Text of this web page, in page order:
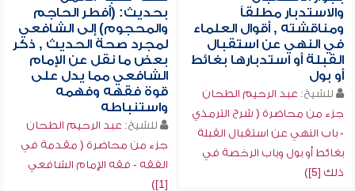
والاستدبار مطلقاً
ومناقشته , أقوال العلماء
في النهي عن استقبال
القبلة أو استدبارها بغائط
أو بول
للشيخ: عبد الرحيم الطحان
جزء من محاضرة ( شرح الترمذي
- باب النهي عن استقبال القبلة
بغائط أو بول وباب الرخصة في
ذلك [5])
بحديث: (أفطر الحاجم
والمحجوم) إلى الشافعي
لمجرد صحة الحديث , ذكر
بعض ما نقل عن الإمام
الشافعي مما يدل على
قوة فقهه وفهمه
واستنباطه
للشيخ: عبد الرحيم الطحان
جزء من محاضرة ( مقدمة في
الفقه - فقه الإمام الشافعي
[1])